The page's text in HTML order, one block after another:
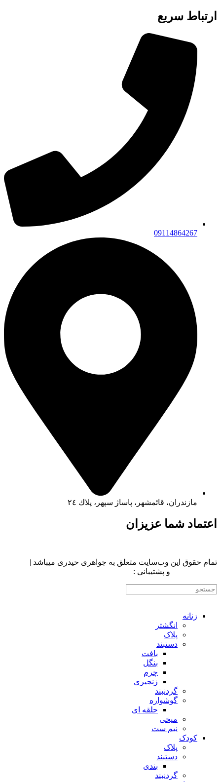
ارتباط سریع
09114864267
مازندران، قائمشهر، پاساژ سپهر، پلاك ٢٤
اعتماد شما عزیزان
تمام حقوق اين وب‌سايت متعلق به جواهری حیدری میباشد |
و پشتیبانی :
زنانه
انگشتر
پلاک
دستبند
بافت
بنگل
چرم
زنجیری
گردنبند
گوشواره
حلقه ای
میخی
نیم ست
کودک
پلاک
دستبند
بندی
گردنبند